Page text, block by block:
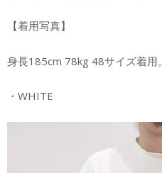
【着用写真】
身長185cm 78kg 48サイズ着用。
・WHITE